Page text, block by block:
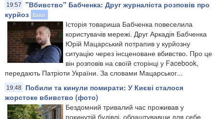
19:57
"Вбивство" Бабченка: Друг журналіста розповів про
курйоз Блог
Історія товариша Бабченка повеселила
користувачів мережі. Друг Аркадія Бабченка
Юрій Мацарський потрапив у курйозну
ситуацію через інсценоване вбивство. Про це
він розповів на своїй сторінці у Facebook,
передають Патріоти України. За словами Мацарськог...
19:48
Побили та кинули помирати: У Києві сталося
жорстоке вбивство (фото)
Бездомний тривалий час проживав у
покинутій будівлі, облаштувавши для себе